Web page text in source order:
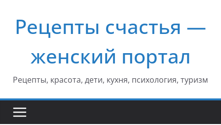
содержимому
Рецепты счастья —
женский портал
Рецепты, красота, дети, кухня, психология, туризм